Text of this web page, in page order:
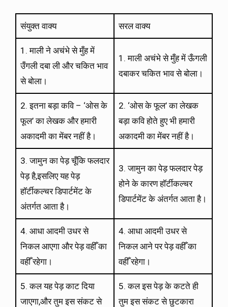
संयुक्त वाक्य सरल वाक्य
1. माली ने अचंभे से मुँह में
उँगली दबा ली और चकित भाव
से बोला।
1. माली अचंभे से मुँह में ऊँगली
दबाकर चकित भाव से बोला।
2. इतना बड़ा कवि – ‘ओस के
फूल’ का लेखक और हमारी
अकादमी का मेंबर नहीं है।
2. ‘ओस के फूल’ का लेखक
बड़ा कवि होते हुए भी हमारी
अकादमी का मेंबर नहीं है।
3. जामुन का पेड़ चूँकि फलदार
पेड़ है,इसलिए यह पेड़
हॉर्टीकल्चर डिपार्टमेंट के
अंतर्गत आता है।
3. जामुन का पेड़ फलदार पेड़
होने के कारण हॉर्टीकल्चर
डिपार्टमेंट के अंतर्गत आता है।
4. आधा आदमी उधर से
निकल आएगा और पेड़ वहीँ का
वहीँ रहेगा।
4. आधा आदमी उधर से
निकल आने पर पेड़ वहीँ का
वहीँ रहेगा।
5. कल यह पेड़ काट दिया
जाएगा,और तुम इस संकट से
5. कल इस पेड़ के कटते ही
तुम इस संकट से छुटकारा